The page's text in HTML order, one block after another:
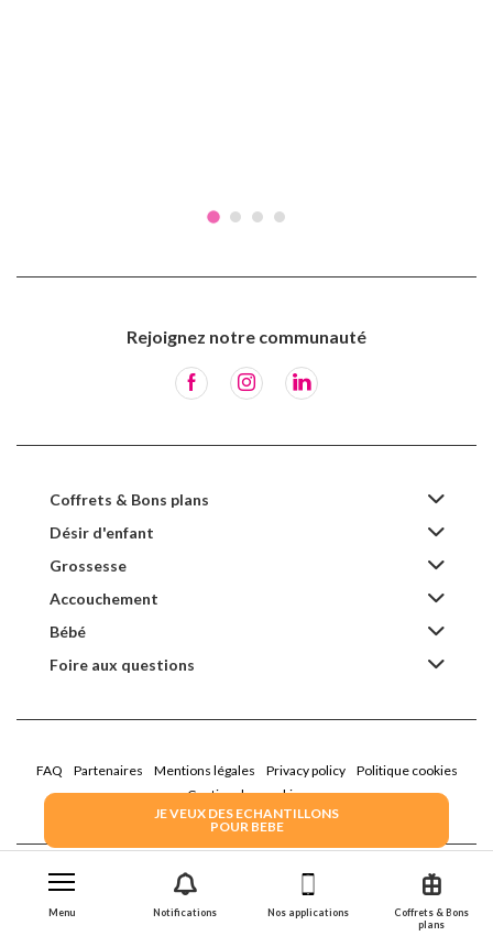
Coffrets & Bons
plans
Nos applications
Notifications
Menu
JE VEUX DES ECHANTILLONS
POUR BEBE
Rejoignez notre communauté
Coffrets & Bons plans
Désir d'enfant
Grossesse
Accouchement
Bébé
Foire aux questions
FAQ Partenaires Mentions légales Privacy policy
Politique cookies
Gestion des cookies
2022 Family Service - la Boîte Rose